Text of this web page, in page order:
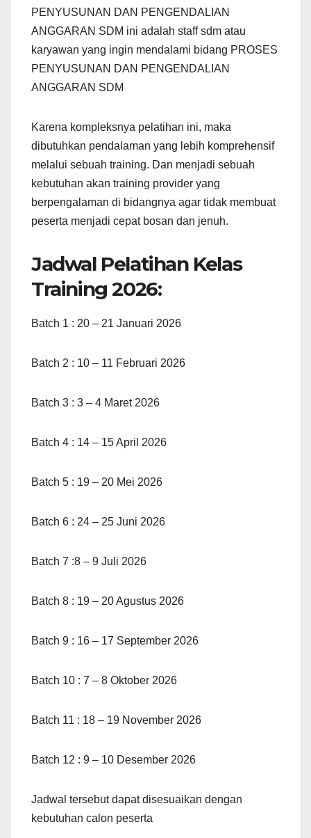
PENYUSUNAN DAN PENGENDALIAN
ANGGARAN SDM ini adalah staff sdm atau
karyawan yang ingin mendalami bidang PROSES
PENYUSUNAN DAN PENGENDALIAN
ANGGARAN SDM
Karena kompleksnya pelatihan ini, maka
dibutuhkan pendalaman yang lebih komprehensif
melalui sebuah training. Dan menjadi sebuah
kebutuhan akan training provider yang
berpengalaman di bidangnya agar tidak membuat
peserta menjadi cepat bosan dan jenuh.
Jadwal Pelatihan Kelas
Training 2026:
Batch 1 : 20 – 21 Januari 2026
Batch 2 : 10 – 11 Februari 2026
Batch 3 : 3 – 4 Maret 2026
Batch 4 : 14 – 15 April 2026
Batch 5 : 19 – 20 Mei 2026
Batch 6 : 24 – 25 Juni 2026
Batch 7 :8 – 9 Juli 2026
Batch 8 : 19 – 20 Agustus 2026
Batch 9 : 16 – 17 September 2026
Batch 10 : 7 – 8 Oktober 2026
Batch 11 : 18 – 19 November 2026
Batch 12 : 9 – 10 Desember 2026
Jadwal tersebut dapat disesuaikan dengan
kebutuhan calon peserta